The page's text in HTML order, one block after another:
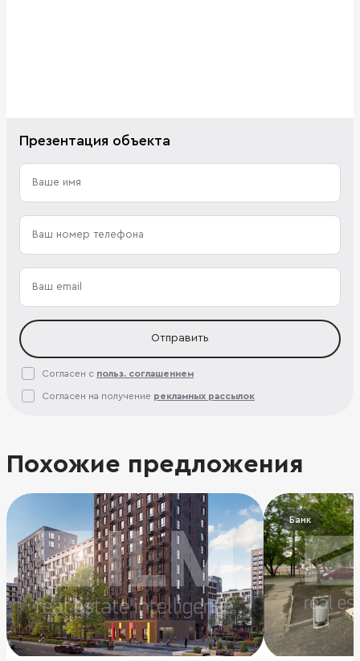
Презентация объекта
Отправить
Согласен с польз. соглашением
Согласен на получение рекламных рассылок
Похожие предложения
Банк